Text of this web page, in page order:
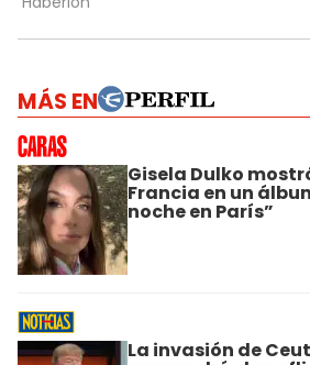
MÁS EN
Gisela Dulko
Francia en un
noche en París”
La invasión de